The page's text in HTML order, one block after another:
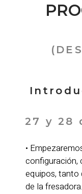
27 y 28
•
configuración,
equipos, tanto
de la fresadora.